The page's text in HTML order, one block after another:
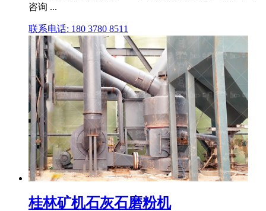
咨询 ...
联系电话: 180 3780 8511
桂林矿机石灰石磨粉机